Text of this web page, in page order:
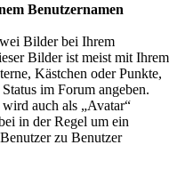
Benutzernamen
Bilder bei Ihrem
Bilder ist meist mit Ihrem
Kästchen oder Punkte,
im Forum angeben.
auch als „Avatar“
in der Regel um ein
zu Benutzer